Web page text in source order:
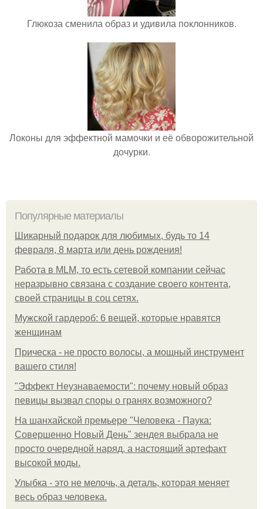
Глюкоза сменила образ и удивила поклонников.
Локоны для эффектной мамочки и её обворожительной
дочурки.
Популярные материалы
Шикарный подарок для любимых, будь то 14
февраля, 8 марта или день рождения!
Работа в MLM, то есть сетевой компании сейчас
неразрывно связана с создание своего контента,
своей страницы в соц сетях.
Мужской гардероб: 6 вещей, которые нравятся
женщинам
Прическа - не просто волосы, а мощный инструмент
вашего стиля!
"Эффект Неузнаваемости": почему новый образ
певицы вызвал споры о гранях возможного?
На шанхайской премьере "Человека - Паука:
Совершенно Новый День" зендея выбрала не
просто очередной наряд, а настоящий артефакт
высокой моды.
Улыбка - это не мелочь, а деталь, которая меняет
весь образ человека.